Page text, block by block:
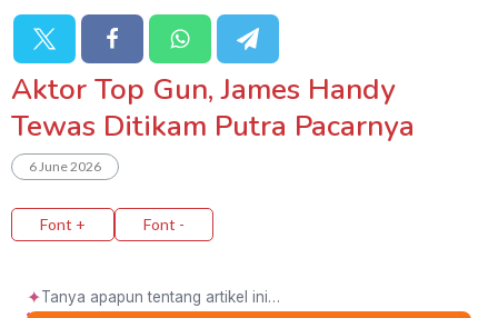
Aktor Top Gun, James Handy
Tewas Ditikam Putra Pacarnya
6 June 2026
Font + Font -
✦